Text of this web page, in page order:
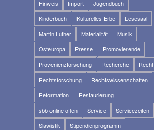
Hinweis
Import
Jugendbuch
Kinderbuch
Kulturelles Erbe
Lesesaal
Martin Luther
Materialität
Musik
Osteuropa
Presse
Promovierende
Provenienzforschung
Recherche
Recht
Rechtsforschung
Rechtswissenschaften
Reformation
Restaurierung
sbb online offen
Service
Servicezeiten
Slawistik
Stipendienprogramm